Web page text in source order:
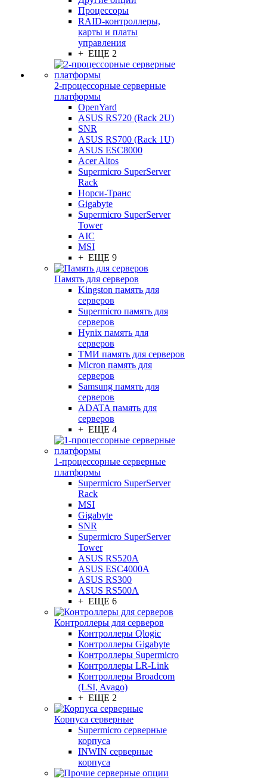
Процессоры
RAID-контроллеры,
карты и платы
управления
+ ЕЩЕ 2
2-процессорные серверные
платформы
OpenYard
ASUS RS720 (Rack 2U)
SNR
ASUS RS700 (Rack 1U)
ASUS ESC8000
Acer Altos
Supermicro SuperServer
Rack
Норси-Транс
Gigabyte
Supermicro SuperServer
Tower
AIC
MSI
+ ЕЩЕ 9
Память для серверов
Kingston память для
серверов
Supermicro память для
серверов
Hynix память для
серверов
ТМИ память для серверов
Micron память для
серверов
Samsung память для
серверов
ADATA память для
серверов
+ ЕЩЕ 4
1-процессорные серверные
платформы
Supermicro SuperServer
Rack
MSI
Gigabyte
SNR
Supermicro SuperServer
Tower
ASUS RS520A
ASUS ESC4000A
ASUS RS300
ASUS RS500A
+ ЕЩЕ 6
Контроллеры для серверов
Контроллеры Qlogic
Контроллеры Gigabyte
Контроллеры Supermicro
Контроллеры LR-Link
Контроллеры Broadcom
(LSI, Avago)
+ ЕЩЕ 2
Корпуса серверные
Supermicro серверные
корпуса
INWIN серверные
корпуса